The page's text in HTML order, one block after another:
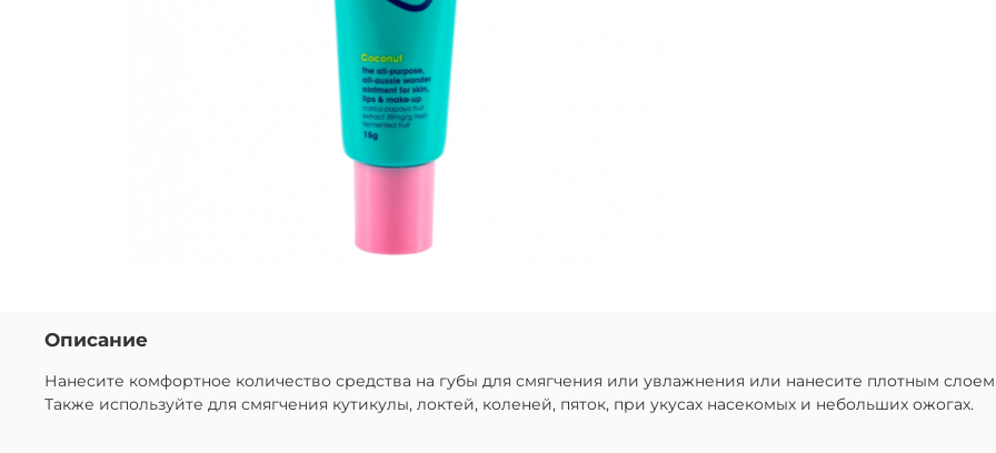
Описание
Нанесите комфортное количество средства на губы для смягчения или увлажнения или нанесите плотным
Также используйте для смягчения кутикулы, локтей, коленей, пяток, при укусах насекомых и небольших ожогах.